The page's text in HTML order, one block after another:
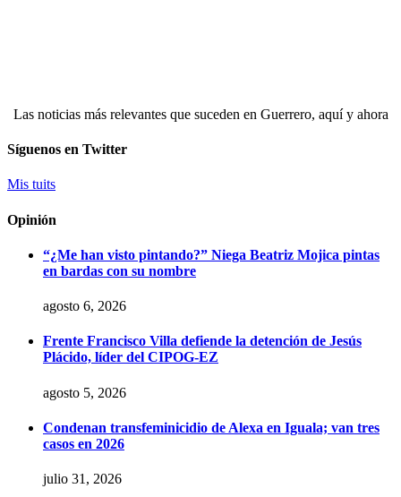
Las noticias más relevantes que suceden en Guerrero, aquí y ahora
Síguenos en Twitter
Mis tuits
Opinión
“¿Me han visto pintando?” Niega Beatriz Mojica pintas
en bardas con su nombre
agosto 6, 2026
Frente Francisco Villa defiende la detención de Jesús
Plácido, líder del CIPOG-EZ
agosto 5, 2026
Condenan transfeminicidio de Alexa en Iguala; van tres
casos en 2026
julio 31, 2026